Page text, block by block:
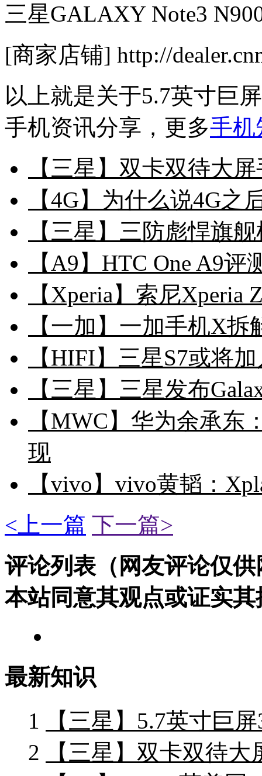
三星GALAXY Note3
[商家店铺] http://
以上就是关于5.7英寸巨
手机资讯分享，更多手机
【三星】双卡双待大
【4G】为什么说4G之
【三星】三防彪悍旗
【A9】HTC One A9
【Xperia】索尼
【一加】一加手机X
【HIFI】三星S7或将
【三星】三星发布
【MWC】华为余承东
现
【vivo】vivo黄韬：
<上一篇 下一篇>
评论列表（网友评论仅
本站同意其观点或证实其
最新知识
1
【三星】5.7英寸巨
2
【三星】双卡双待